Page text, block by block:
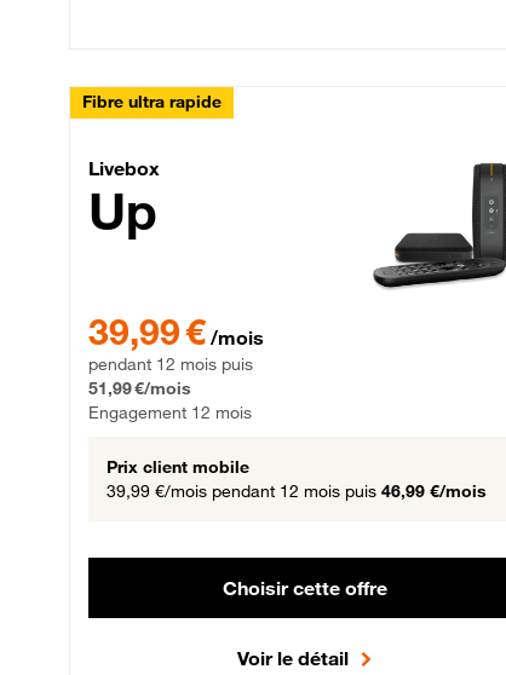
Fibre ultra rapide
Livebox Up Fibre
Livebox
Up
39,99 € /mois
pendant 12 mois puis
51,99 €/mois
Engagement 12 mois
Prix client mobile
39,99 €/mois pendant 12 mois puis 46,99 €/mois
Choisir cette offre
Voir le détail